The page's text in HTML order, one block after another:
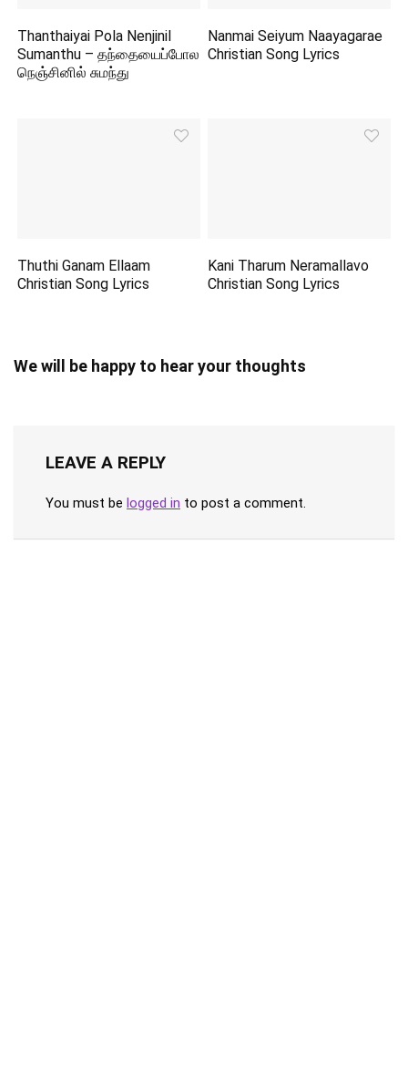
Thanthaiyai Pola Nenjinil
Sumanthu – தந்தையைப்போல
நெஞ்சினில் சுமந்து
Nanmai Seiyum Naayagarae
Christian Song Lyrics
Thuthi Ganam Ellaam
Christian Song Lyrics
Kani Tharum Neramallavo
Christian Song Lyrics
We will be happy to hear your thoughts
LEAVE A REPLY
You must be logged in to post a comment.